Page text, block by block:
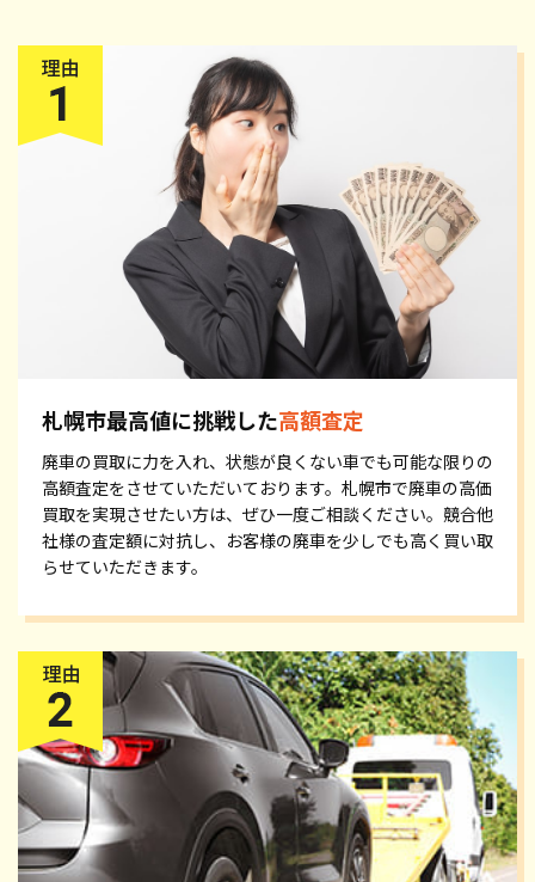
札幌市最高値に挑戦した高額査定
廃車の買取に力を入れ、状態が良くない車でも可能な限りの
高額査定をさせていただいております。札幌市で廃車の高価
買取を実現させたい方は、ぜひ一度ご相談ください。競合他
社様の査定額に対抗し、お客様の廃車を少しでも高く買い取
らせていただきます。